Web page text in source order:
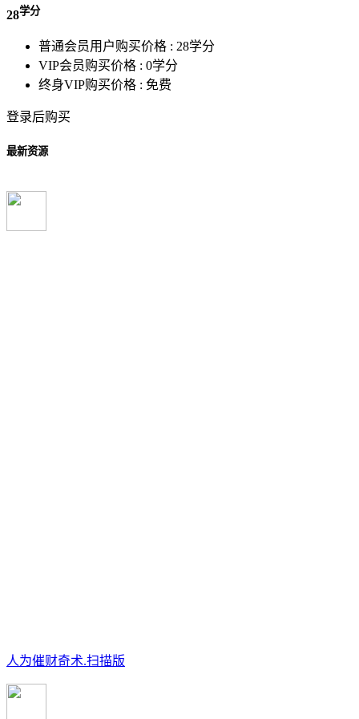
28学分
普通会员用户购买价格 : 28学分
VIP会员购买价格 : 0学分
终身VIP购买价格 : 免费
登录后购买
最新资源
人为催财奇术.扫描版